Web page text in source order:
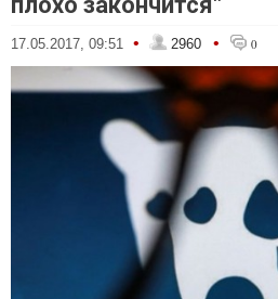
17.05.2017, 09:51 • 2960 • 0